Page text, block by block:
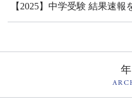
【2025】中学受験 結果速報